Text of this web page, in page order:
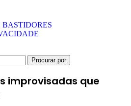
Procurar por
improvisadas que